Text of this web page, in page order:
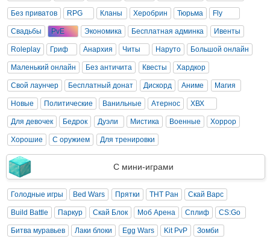
Без приватов RPG Кланы Херобрин Тюрьма Fly
Свадьбы PvE Экономика Бесплатная админка Ивенты
Roleplay Гриф Анархия Читы Наруто Большой онлайн
Маленький онлайн Без античита Квесты Хардкор
Свой лаунчер Бесплатный донат Дискорд Аниме Магия
Новые Политические Ванильные Атернос ХВХ
Для девочек Бедрок Дуэли Мистика Военные Хоррор
Хорошие С оружием Для тренировки
С мини-играми
Голодные игры Bed Wars Прятки ТНТ Ран Скай Варс
Build Battle Паркур Скай Блок Моб Арена Сплиф CS:Go
Битва муравьев Лаки блоки Egg Wars Kit PvP Зомби